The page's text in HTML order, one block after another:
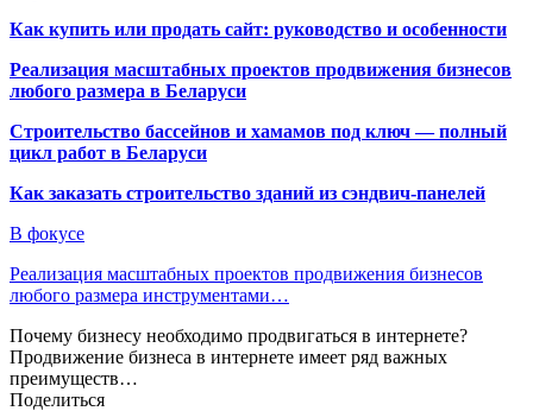
Как купить или продать сайт: руководство и особенности
Реализация масштабных проектов продвижения бизнесов
любого размера в Беларуси
Строительство бассейнов и хамамов под ключ — полный
цикл работ в Беларуси
Как заказать строительство зданий из сэндвич-панелей
В фокусе
Реализация масштабных проектов продвижения бизнесов
любого размера инструментами…
Почему бизнесу необходимо продвигаться в интернете?
Продвижение бизнеса в интернете имеет ряд важных
преимуществ…
Поделиться